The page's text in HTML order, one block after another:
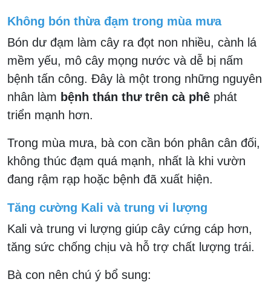
Không bón thừa đạm trong mùa mưa
Bón dư đạm làm cây ra đọt non nhiều, cành lá
mềm yếu, mô cây mọng nước và dễ bị nấm
bệnh tấn công. Đây là một trong những nguyên
nhân làm bệnh thán thư trên cà phê phát
triển mạnh hơn.
Trong mùa mưa, bà con cần bón phân cân đối,
không thúc đạm quá mạnh, nhất là khi vườn
đang rậm rạp hoặc bệnh đã xuất hiện.
Tăng cường Kali và trung vi lượng
Kali và trung vi lượng giúp cây cứng cáp hơn,
tăng sức chống chịu và hỗ trợ chất lượng trái.
Bà con nên chú ý bổ sung: